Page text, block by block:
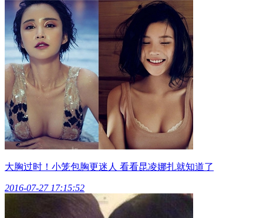
大胸过时！小笼包胸更迷人 看看昆凌娜扎就知道了
2016-07-27 17:15:52